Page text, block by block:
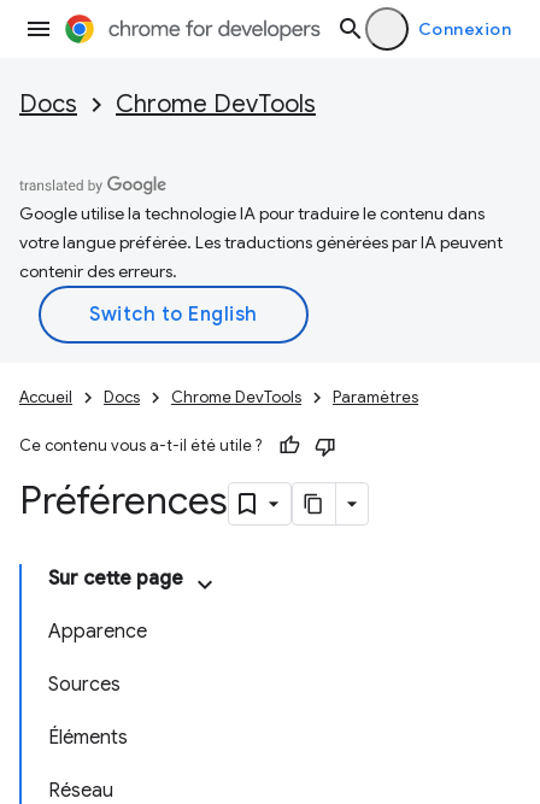
Connexion
Docs Chrome DevTools
Google utilise la technologie IA pour traduire le contenu dans
votre langue préférée. Les traductions générées par IA peuvent
contenir des erreurs.
Accueil Docs Chrome DevTools Paramètres
Ce contenu vous a-t-il été utile ?
Préférences
Sur cette page
Apparence
Sources
Éléments
Réseau